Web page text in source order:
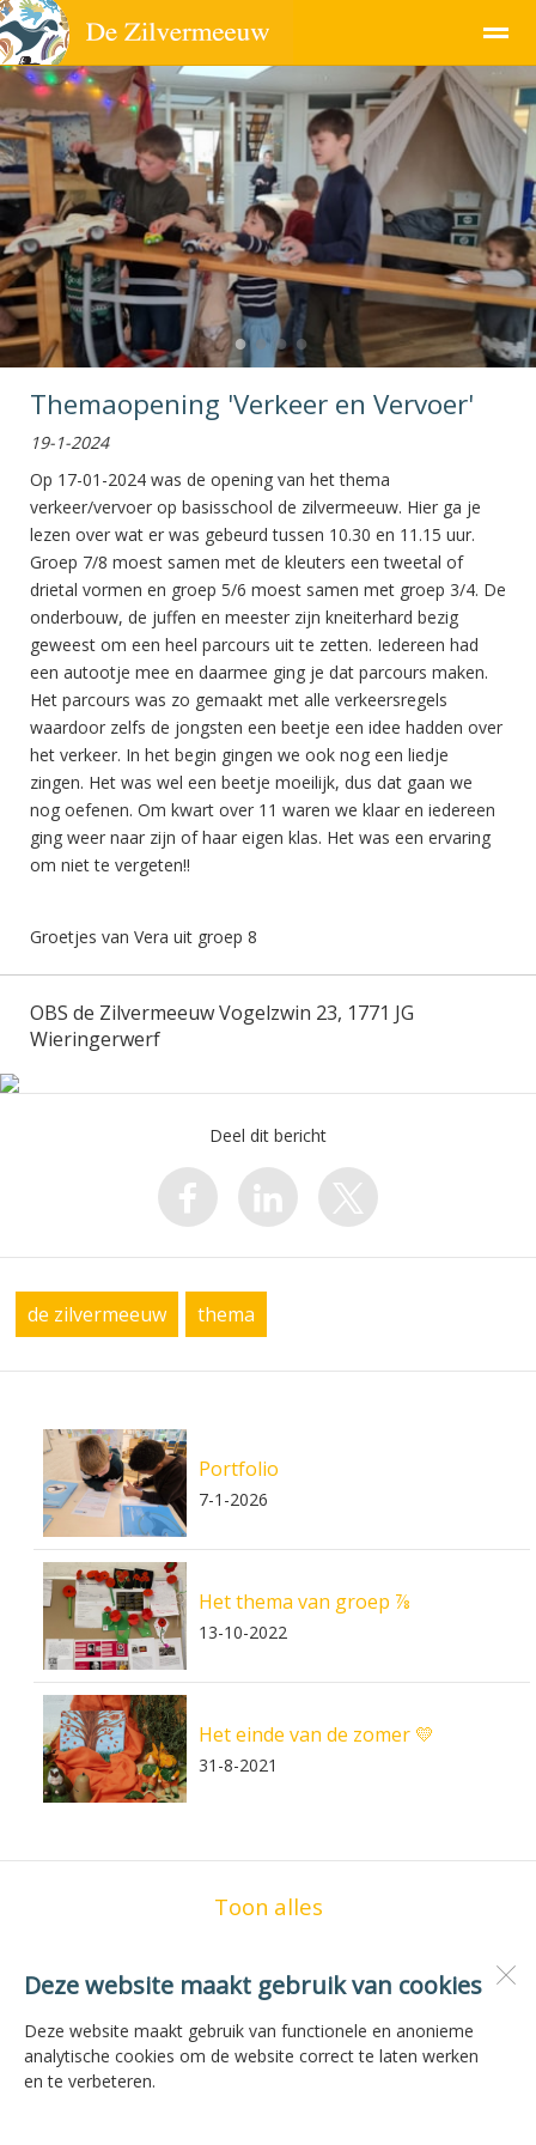
Pagina's
Deze website maakt gebruik van cookies
Deze website maakt gebruik van functionele en anonieme
analytische cookies om de website correct te laten werken
en te verbeteren.
● ● ● ●
Themaopening 'Verkeer en Vervoer'
19-1-2024
Op 17-01-2024 was de opening van het thema
verkeer/vervoer op basisschool de zilvermeeuw. Hier ga je
lezen over wat er was gebeurd tussen 10.30 en 11.15 uur.
Groep 7/8 moest samen met de kleuters een tweetal of
drietal vormen en groep 5/6 moest samen met groep 3/4. De
onderbouw, de juffen en meester zijn kneiterhard bezig
geweest om een heel parcours uit te zetten. Iedereen had
een autootje mee en daarmee ging je dat parcours maken.
Het parcours was zo gemaakt met alle verkeersregels
waardoor zelfs de jongsten een beetje een idee hadden over
het verkeer. In het begin gingen we ook nog een liedje
zingen. Het was wel een beetje moeilijk, dus dat gaan we
nog oefenen. Om kwart over 11 waren we klaar en iedereen
ging weer naar zijn of haar eigen klas. Het was een ervaring
om niet te vergeten!!
Groetjes van Vera uit groep 8
OBS de Zilvermeeuw Vogelzwin 23, 1771 JG
Wieringerwerf
Deel dit bericht
de zilvermeeuw thema
Portfolio
7-1-2026
Het thema van groep ⅞
13-10-2022
Het einde van de zomer 💛
31-8-2021
Toon alles
OBS de Zilvermeeuw
1771 JG Wieringerwerf